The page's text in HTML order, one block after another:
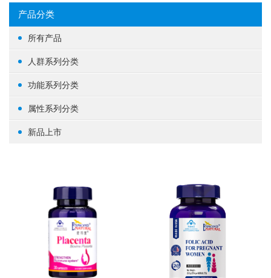
产品分类
所有产品
人群系列分类
女性健康
中老年健康
婴幼/儿童/青少年
功能系列分类
生殖健康
肠道健康
骨骼关节
美容养颜
矿物质
提高免疫力
属性系列分类
基础营养
新品上市